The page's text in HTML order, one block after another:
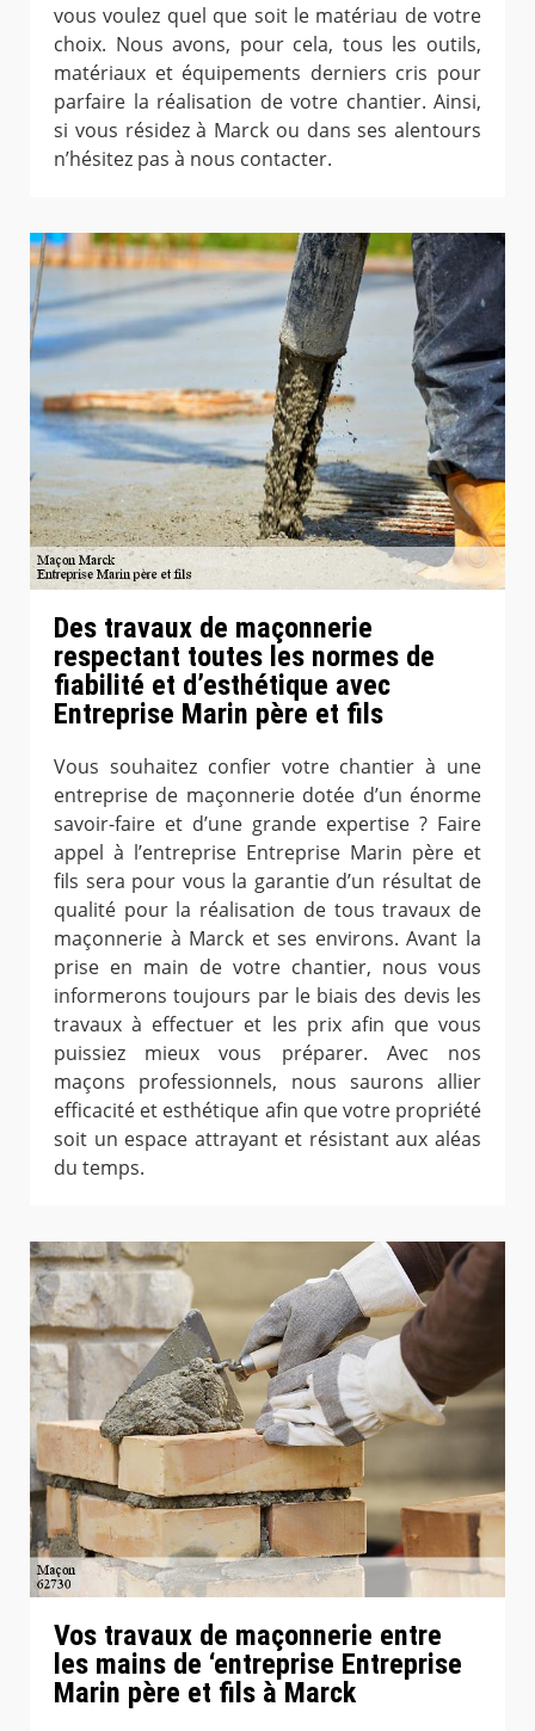
vous voulez quel que soit le matériau de votre
choix. Nous avons, pour cela, tous les outils,
matériaux et équipements derniers cris pour
parfaire la réalisation de votre chantier. Ainsi,
si vous résidez à Marck ou dans ses alentours
n’hésitez pas à nous contacter.
Des travaux de maçonnerie
respectant toutes les normes de
fiabilité et d’esthétique avec
Entreprise Marin père et fils
Vous souhaitez confier votre chantier à une
entreprise de maçonnerie dotée d’un énorme
savoir-faire et d’une grande expertise ? Faire
appel à l’entreprise Entreprise Marin père et
fils sera pour vous la garantie d’un résultat de
qualité pour la réalisation de tous travaux de
maçonnerie à Marck et ses environs. Avant la
prise en main de votre chantier, nous vous
informerons toujours par le biais des devis les
travaux à effectuer et les prix afin que vous
puissiez mieux vous préparer. Avec nos
maçons professionnels, nous saurons allier
efficacité et esthétique afin que votre propriété
soit un espace attrayant et résistant aux aléas
du temps.
Vos travaux de maçonnerie entre
les mains de ‘entreprise Entreprise
Marin père et fils à Marck